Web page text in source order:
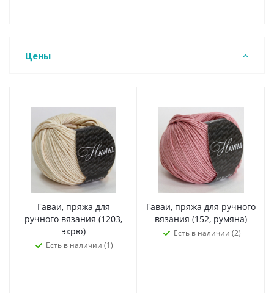
Цены
Гаваи, пряжа для
ручного вязания (1203,
экрю)
Есть в наличии (1)
Гаваи, пряжа для ручного
вязания (152, румяна)
Есть в наличии (2)